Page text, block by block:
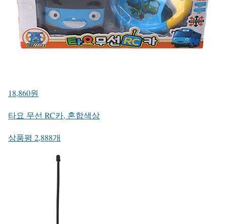
18,860원
타요 무선 RC카, 혼합색상
상품평 2,888개